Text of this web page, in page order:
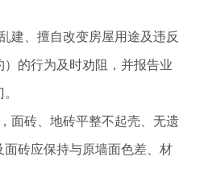
建、擅自改变房屋用途及违反
的行为及时劝阻，并报告业
面砖、地砖平整不起壳、无遗
砖应保持与原墙面色差、材